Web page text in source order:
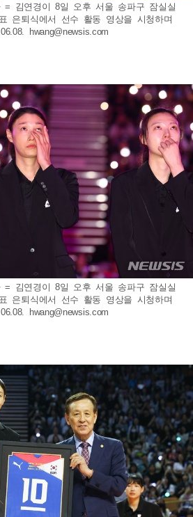
= 김연경이 8일 오후 서울 송파구 잠실실
은퇴식에서 선수 활동 영상을 시청하며
hwang@newsis.com
= 김연경이 8일 오후 서울 송파구 잠실실
은퇴식에서 선수 활동 영상을 시청하며
hwang@newsis.com